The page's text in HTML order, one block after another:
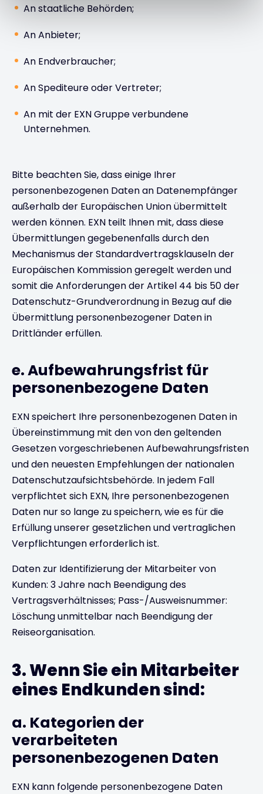
An staatliche Behörden;
An Anbieter;
An Endverbraucher;
An Spediteure oder Vertreter;
An mit der EXN Gruppe verbundene
Unternehmen.
Bitte beachten Sie, dass einige Ihrer
personenbezogenen Daten an Datenempfänger
außerhalb der Europäischen Union übermittelt
werden können. EXN teilt Ihnen mit, dass diese
Übermittlungen gegebenenfalls durch den
Mechanismus der Standardvertragsklauseln der
Europäischen Kommission geregelt werden und
somit die Anforderungen der Artikel 44 bis 50 der
Datenschutz-Grundverordnung in Bezug auf die
Übermittlung personenbezogener Daten in
Drittländer erfüllen.
e. Aufbewahrungsfrist für
personenbezogene Daten
EXN speichert Ihre personenbezogenen Daten in
Übereinstimmung mit den von den geltenden
Gesetzen vorgeschriebenen Aufbewahrungsfristen
und den neuesten Empfehlungen der nationalen
Datenschutzaufsichtsbehörde. In jedem Fall
verpflichtet sich EXN, Ihre personenbezogenen
Daten nur so lange zu speichern, wie es für die
Erfüllung unserer gesetzlichen und vertraglichen
Verpflichtungen erforderlich ist.
Daten zur Identifizierung der Mitarbeiter von
Kunden: 3 Jahre nach Beendigung des
Vertragsverhältnisses; Pass-/Ausweisnummer:
Löschung unmittelbar nach Beendigung der
Reiseorganisation.
3. Wenn Sie ein Mitarbeiter
eines Endkunden sind:
a. Kategorien der
verarbeiteten
personenbezogenen Daten
EXN kann folgende personenbezogene Daten